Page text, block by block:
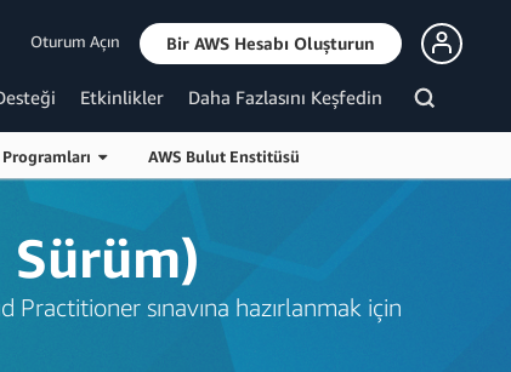
Oturum Açın Bir AWS Hesabı Oluşturun
Etkinlikler Daha Fazlasını Keşfedin
AWS Bulut Enstitüsü
sınavına hazırlanmak için